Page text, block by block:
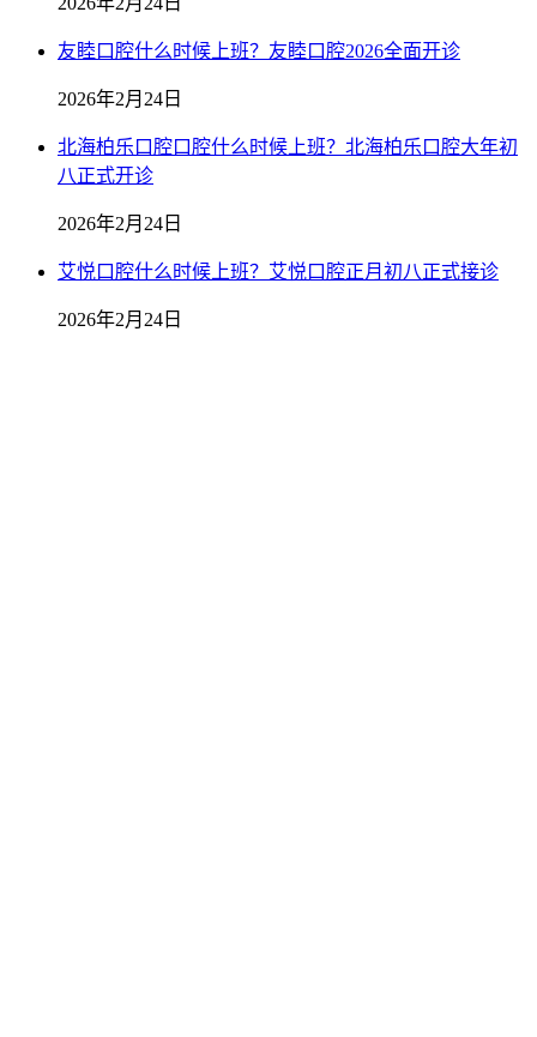
友睦口腔什么时候上班？友睦口腔2026全面开诊
2026年2月24日
北海柏乐口腔口腔什么时候上班？北海柏乐口腔大年初
八正式开诊
2026年2月24日
艾悦口腔什么时候上班？艾悦口腔正月初八正式接诊
2026年2月24日